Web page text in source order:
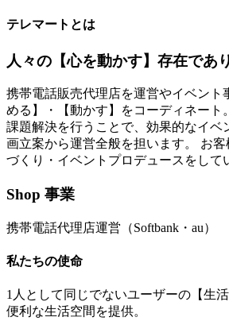
テレマートとは
人々の【心を動かす】存在であ
携帯電話販売代理店を運営やイベント
める】・【動かす】をコーディネート
課題解決を行うことで、効果的なイベ
画立案から運営全般を担います。 お
づくり・イベントプロデュースをして
Shop 事業
携帯電話代理店運営（Softbank・au）
私たちの使命
1人として同じでないユーザーの【生
便利な生活空間を提供。